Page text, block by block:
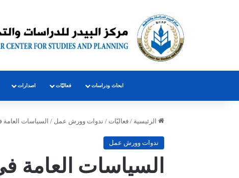
ابحاث ودراسات فعاليّات اصدارات
الرئيسية / فعاليّات / ندوات وورش عمل / السياسات العامة في
ندوات وورش عمل
السياسات العامة في